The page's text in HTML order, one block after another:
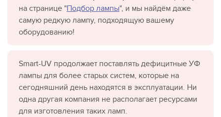
на странице "Подбор лампы", и мы найдём даже
самую редкую лампу, подходящую вашему
оборудованию!
Smart-UV продолжает поставлять дефицитные УФ
лампы для более старых систем, которые на
сегодняшний день находятся в эксплуатации. Ни
одна другая компания не располагает ресурсами
для изготовления таких ламп.